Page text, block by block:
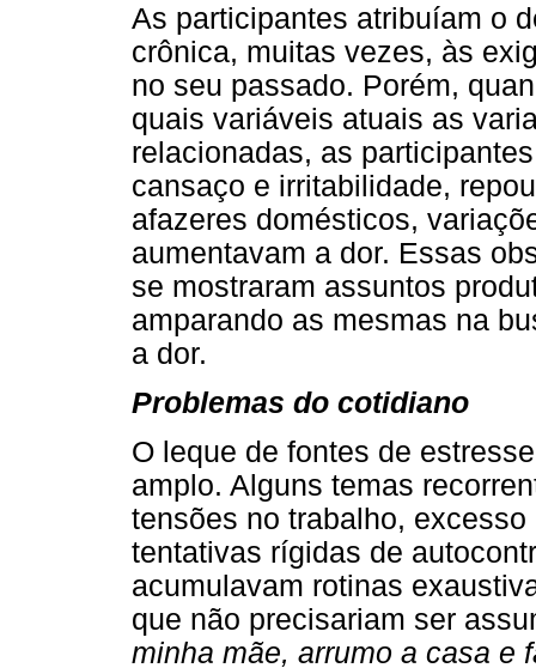
As participantes atribuíam o
crônica, muitas vezes, às
no seu passado. Porém,
quais variáveis atuais as
relacionadas, as
cansaço e irritabilidade,
afazeres domésticos,
aumentavam a dor. Essas
se mostraram assuntos
amparando as mesmas na
a dor.
Problemas do cotidiano
O leque de fontes de
amplo. Alguns temas
tensões no trabalho,
tentativas rígidas de
acumulavam rotinas
que não precisariam ser
minha mãe, arrumo a casa e